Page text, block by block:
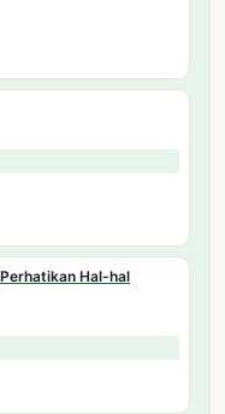
Hal-hal